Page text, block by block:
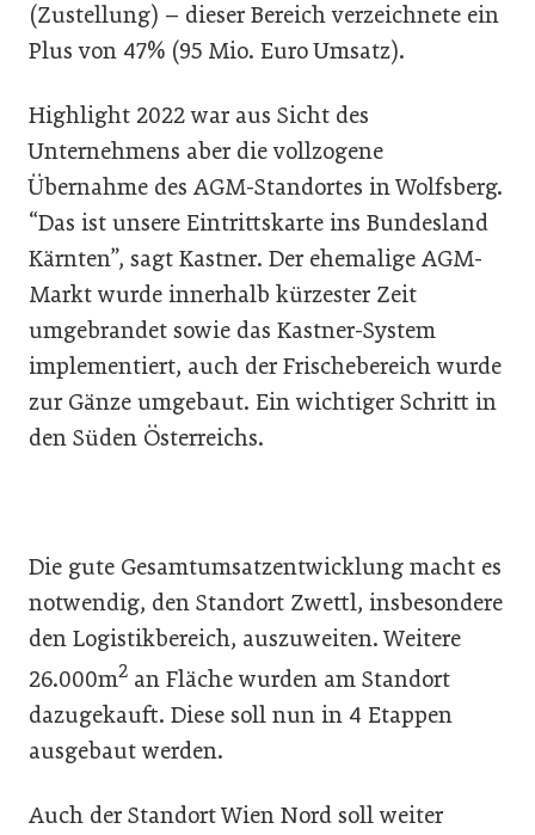
(Zustellung) – dieser Bereich verzeichnete ein
Plus von 47% (95 Mio. Euro Umsatz).
Highlight 2022 war aus Sicht des
Unternehmens aber die vollzogene
Übernahme des AGM-Standortes in Wolfsberg.
“Das ist unsere Eintrittskarte ins Bundesland
Kärnten”, sagt Kastner. Der ehemalige AGM-
Markt wurde innerhalb kürzester Zeit
umgebrandet sowie das Kastner-System
implementiert, auch der Frischebereich wurde
zur Gänze umgebaut. Ein wichtiger Schritt in
den Süden Österreichs.
Die gute Gesamtumsatzentwicklung macht es
notwendig, den Standort Zwettl, insbesondere
den Logistikbereich, auszuweiten. Weitere
26.000m2 an Fläche wurden am Standort
dazugekauft. Diese soll nun in 4 Etappen
ausgebaut werden.
Auch der Standort Wien Nord soll weiter